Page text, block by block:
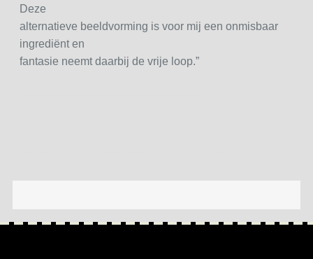
Deze
alternatieve beeldvorming is voor mij een onmisbaar
ingrediënt en
fantasie neemt daarbij de vrije loop.”